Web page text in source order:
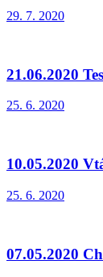
29. 7. 2020
21.06.2020
25. 6. 2020
10.05.2020
25. 6. 2020
07.05.2020